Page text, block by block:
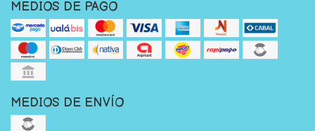
MEDIOS DE PAGO
MEDIOS DE ENVÍO